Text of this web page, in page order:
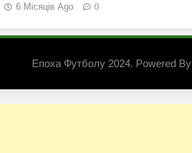
6 Місяців Ago 0
Епоха Футболу 2024. Powered By